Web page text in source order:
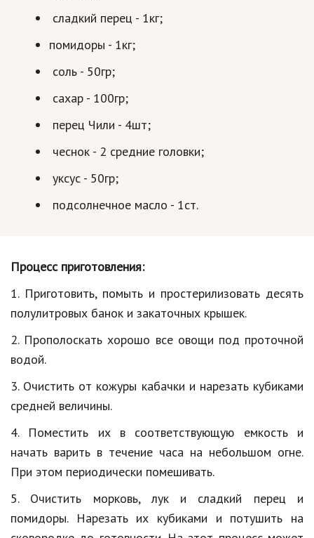
Праздники и подарки
Кинематограф
Домашние животные
Семья и дети
Культура и общество
Мода и стиль
Бизнес
Хобби и развлечения
Финансы
Юриспруденция
Природа
Образование
Наука и технологии
сладкий перец - 1кг;
помидоры - 1кг;
соль - 50гр;
сахар - 100гр;
перец Чили - 4шт;
чеснок - 2 средние головки;
уксус - 50гр;
подсолнечное масло - 1ст.
Процесс приготовления:
1. Приготовить, помыть и простерилизовать десять
полулитровых банок и закаточных крышек.
2. Прополоскать хорошо все овощи под проточной
водой.
3. Очистить от кожуры кабачки и нарезать кубиками
средней величины.
4. Поместить их в соответствующую емкость и
начать варить в течение часа на небольшом огне.
При этом периодически помешивать.
5. Очистить морковь, лук и сладкий перец и
помидоры. Нарезать их кубиками и потушить на